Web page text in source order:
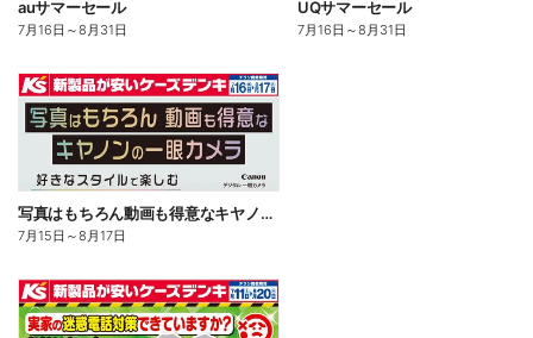
auサマーセール
7月16日 ～8月31日
UQサマーセール
7月16日 ～8月31日
写真はもちろん動画も得意なキヤノンの一眼カメラ
7月15日 ～8月17日